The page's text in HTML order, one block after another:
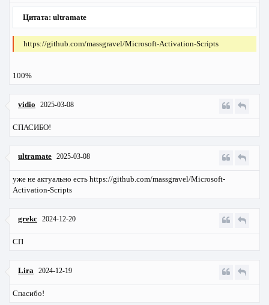
Цитата: ultramate
https://github.com/massgravel/Microsoft-Activation-Scripts
100%
vidio 2025-03-08
СПАСИБО!
ultramate 2025-03-08
уже не актуально есть https://github.com/massgravel/Microsoft-
Activation-Scripts
grekc 2024-12-20
CП
Lira 2024-12-19
Спасибо!